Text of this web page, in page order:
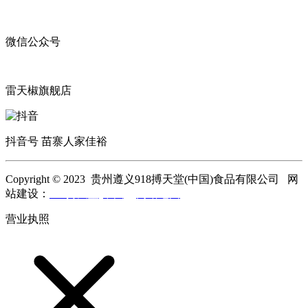
微信公众号
雷天椒旗舰店
抖音号 苗寨人家佳裕
Copyright © 2023 贵州遵义918搏天堂(中国)食品有限公司 网
站建设：
营业执照